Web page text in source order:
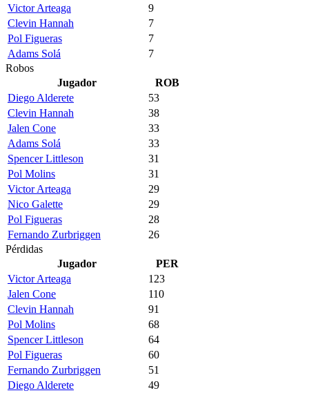
Victor Arteaga
9
Clevin Hannah
7
Pol Figueras
7
Adams Solá
7
Robos
Jugador
ROB
Diego Alderete
53
Clevin Hannah
38
Jalen Cone
33
Adams Solá
33
Spencer Littleson
31
Pol Molins
31
Victor Arteaga
29
Nico Galette
29
Pol Figueras
28
Fernando Zurbriggen
26
Pérdidas
Jugador
PER
Victor Arteaga
123
Jalen Cone
110
Clevin Hannah
91
Pol Molins
68
Spencer Littleson
64
Pol Figueras
60
Fernando Zurbriggen
51
Diego Alderete
49